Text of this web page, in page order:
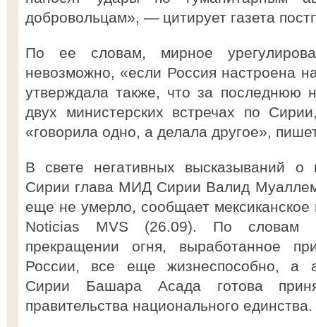
добровольцам», — цитирует газета
По ее словам, мирное
невозможно, «если Россия настроена
утверждала также, что за последнюю
двух министерских встречах по
«говорила одно, а делала другое»,
В свете негативных высказываний о
Сирии глава МИД Сирии Валид
еще не умерло, сообщает
Noticias MVS (26.09). По словам
прекращении огня, выработанное
России, все еще жизнеспособно, а
Сирии Башара Асада готова
правительства национального единства.